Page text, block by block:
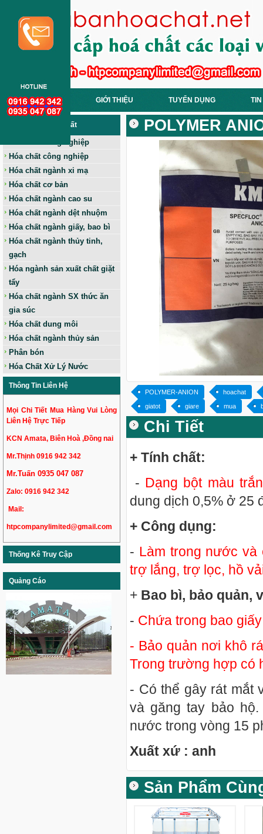
TRANG CHỦ GIỚI THIỆU TUYỂN DỤNG
Các Loại Hoá Chất
Hóa chất nông nghiệp
Hóa chất công nghiệp
Hóa chất ngành xi mạ
Hóa chất cơ bản
Hóa chất ngành cao su
Hóa chất ngành dệt nhuộm
Hóa chất ngành giấy, bao bì
Hóa chất ngành thủy tinh,
gạch
Hóa ngành sản xuất chất giặt
tẩy
Hóa chất ngành SX thức ăn
gia súc
Hóa chất dung môi
Hóa chất ngành thủy sản
Phân bón
Hóa Chất Xử Lý Nước
Thông Tin Liên Hệ
Mọi Chi Tiết Mua Hàng Vui Lòng
Liên Hệ Trực Tiếp
KCN Amata, Biên Hoà ,Đồng nai
Mr.Thịnh 0916 942 342
Mr.Tuấn 0935 047 087
Zalo: 0916 942 342
Mail:
htpcompanylimited@gmail.com
Thống Kê Truy Cập
Quảng Cáo
POLYMER
POLYMER-ANION
hoachat
giatot
giare mua
Chi Tiết
+ Tính chất:
- Dạng bột màu
dung dịch 0,5% ở 25
+ Công dụng:
- Làm trong nước và
trợ lắng, trợ lọc, hồ
+ Bao bì, bảo quản,
- Chứa trong bao
- Bảo quản nơi khô
Trong trường hợp có
- Có thể gây rát mắt
và găng tay bảo
nước trong vòng 15
Xuất xứ : anh
Sản Phẩm